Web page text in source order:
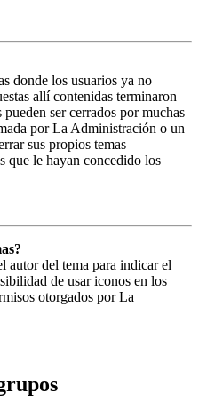
donde los usuarios ya no
allí contenidas terminaron
ser cerrados por muchas
por La Administración o un
sus propios temas
que le hayan concedido los
autor del tema para indicar el
de usar iconos en los
otorgados por La